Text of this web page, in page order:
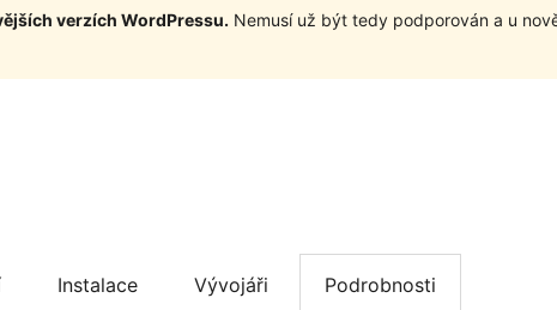
verzích WordPressu. Nemusí už být tedy podporován a u
Instalace Vývojáři Podrobnosti